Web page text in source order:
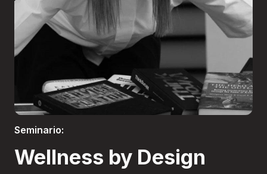
Boletería
Seminario:
Wellness by Design